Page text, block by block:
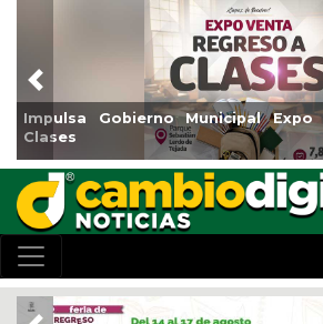
Reabrirá Coatzacoalcos la Alberca
Centro
Previous